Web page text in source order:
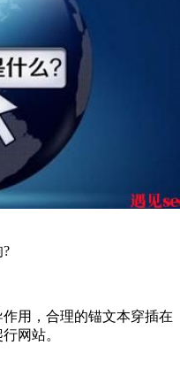
用，合理的锚文本穿插在
网站。